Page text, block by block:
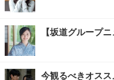
【坂道グループ
今観るべきオスス